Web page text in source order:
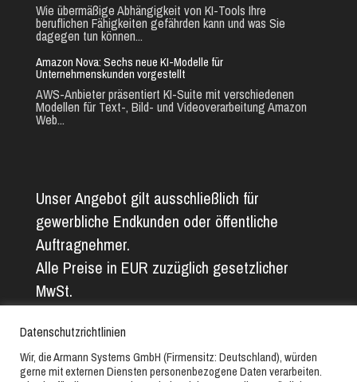
Wie übermäßige Abhängigkeit von KI-Tools Ihre
beruflichen Fähigkeiten gefährden kann und was Sie
dagegen tun können...
Amazon Nova: Sechs neue KI-Modelle für
Unternehmenskunden vorgestellt
AWS-Anbieter präsentiert KI-Suite mit verschiedenen
Modellen für Text-, Bild- und Videoverarbeitung Amazon
Web...
Unser Angebot gilt ausschließlich für
gewerbliche Endkunden oder öffentliche
Auftragnehmer.
Alle Preise in EUR zuzüglich gesetzlicher
MwSt.
Alle Angaben ohne Gewähr. Abbildungs- und
Textfehler vorbehalten.
Datenschutzrichtlinien
Wir, die Armann Systems GmbH (Firmensitz: Deutschland), würden
gerne mit externen Diensten personenbezogene Daten verarbeiten.